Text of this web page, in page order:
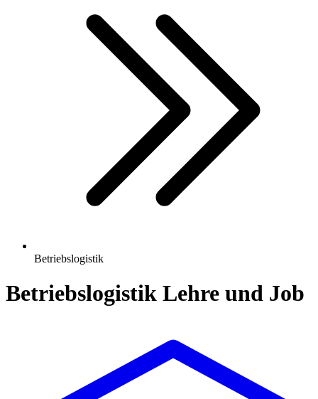
Betriebslogistik
Betriebslogistik Lehre und Job